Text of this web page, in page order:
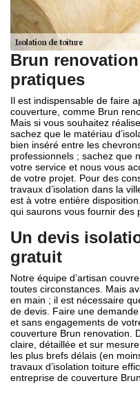
Brun
pratiques
Il est indispensable de faire
couverture, comme Brun
Mais si vous souhaitez
sachez que le matériau
bien inséré entre les
professionnels ; sachez que
votre service et nous vous
de votre projet. Pour des
travaux d’isolation dans la
est à votre entière
qui saurons vous fournir des
Un devis
gratuit
Notre équipe d’artisan
toutes circonstances. Mais
en main ; il est nécessaire
de devis. Faire une
et sans engagements de
couverture Brun renovation.
claire, détaillée et sur
les plus brefs délais (en
travaux d’isolation toiture
entreprise de couverture